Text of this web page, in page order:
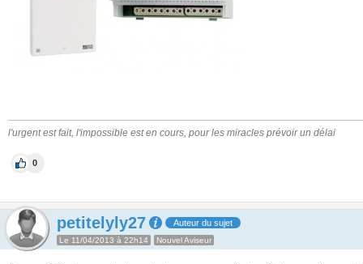
l'urgent est fait, l'impossible est en cours, pour les miracles prévoir un délai
0
petitelyly27 Auteur du sujet
Le 11/04/2013 à 22h14 Nouvel Aviseur